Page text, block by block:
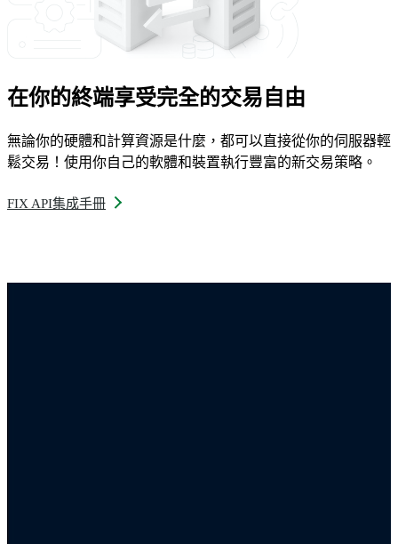
在你的終端享受完全的交易自由
無論你的硬體和計算資源是什麼，都可以直接從你的伺服器輕
鬆交易！使用你自己的軟體和裝置執行豐富的新交易策略。
FIX API集成手冊